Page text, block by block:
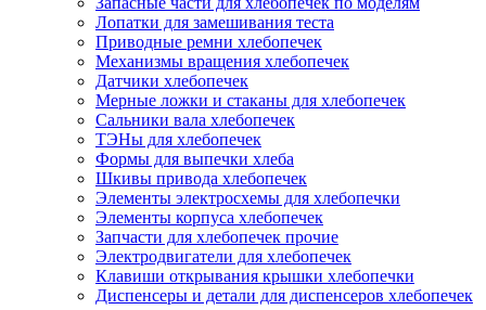
Лопатки для замешивания теста
Приводные ремни хлебопечек
Механизмы вращения хлебопечек
Датчики хлебопечек
Мерные ложки и стаканы для хлебопечек
Сальники вала хлебопечек
ТЭНы для хлебопечек
Формы для выпечки хлеба
Шкивы привода хлебопечек
Элементы электросхемы для хлебопечки
Элементы корпуса хлебопечек
Запчасти для хлебопечек прочие
Электродвигатели для хлебопечек
Клавиши открывания крышки хлебопечки
Диспенсеры и детали для диспенсеров хлебопечек